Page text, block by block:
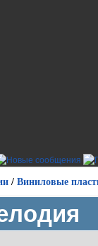
/ Виниловые